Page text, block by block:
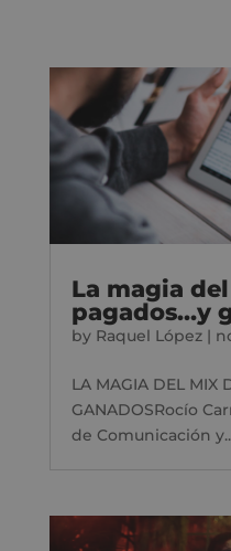
La magia
pagados…y
by Raquel López|
LA MAGIA DEL MIX
GANADOSRocío
de Comunicación